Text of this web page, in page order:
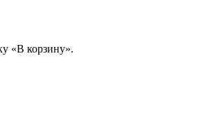
«В корзину».